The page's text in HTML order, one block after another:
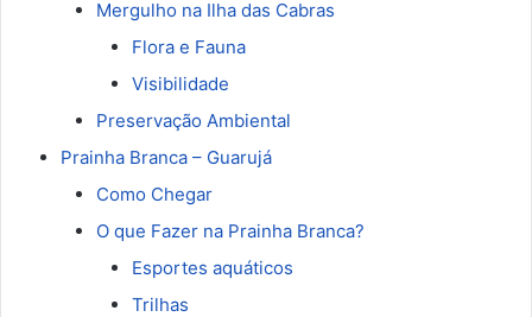
Mergulho na Ilha das Cabras
Flora e Fauna
Visibilidade
Preservação Ambiental
Prainha Branca – Guarujá
Como Chegar
O que Fazer na Prainha Branca?
Esportes aquáticos
Trilhas